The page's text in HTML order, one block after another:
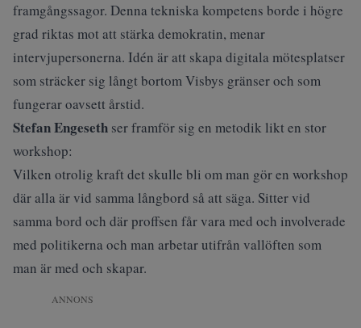
framgångssagor. Denna tekniska kompetens borde i högre
grad riktas mot att stärka demokratin, menar
intervjupersonerna. Idén är att skapa digitala mötesplatser
som sträcker sig långt bortom Visbys gränser och som
fungerar oavsett årstid.
Stefan Engeseth ser framför sig en metodik likt en stor
workshop:
Vilken otrolig kraft det skulle bli om man gör en workshop
där alla är vid samma långbord så att säga. Sitter vid
samma bord och där proffsen får vara med och involverade
med politikerna och man arbetar utifrån vallöften som
man är med och skapar.
ANNONS